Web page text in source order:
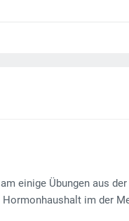
einige Übungen aus
im der